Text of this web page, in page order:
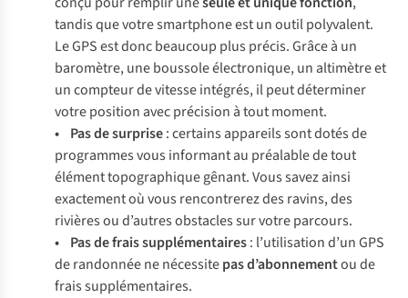
tandis que votre smartphone est un outil polyvalent.
Le GPS est donc beaucoup plus précis. Grâce à un
baromètre, une boussole électronique, un altimètre et
un compteur de vitesse intégrés, il peut déterminer
votre position avec précision à tout moment.
• Pas de surprise: certains appareils sont dotés de
programmes vous informant au préalable de tout
élément topographique gênant. Vous savez ainsi
exactement où vous rencontrerez des ravins, des
rivières ou d’autres obstacles sur votre parcours.
• Pas de frais supplémentaires: l’utilisation d’un GPS
de randonnée ne nécessitepas d’abonnementou de
frais supplémentaires.